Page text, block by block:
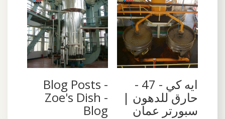
ايه كي - 47 -
حارق للدهون |
سبورتر عمان
Blog Posts -
Zoe's Dish -
Blog